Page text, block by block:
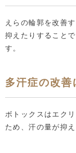
えらの輪郭を改善
抑えたりすること
す。
多汗症の改善
ボトックスはエク
ため、汗の量が抑